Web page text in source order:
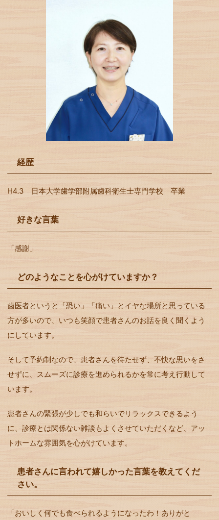
経歴
H4.3 日本大学歯学部附属歯科衛生士専門学校 卒業
好きな言葉
「感謝」
どのようなことを心がけていますか？
歯医者というと「恐い」「痛い」とイヤな場所と思っている
方が多いので、いつも笑顔で患者さんのお話を良く聞くよう
にしています。
そして予約制なので、患者さんを待たせず、不快な思いをさ
せずに、スムーズに診療を進められるかを常に考え行動して
います。
患者さんの緊張が少しでも和らいでリラックスできるよう
に、診療とは関係ない雑談もよくさせていただくなど、アッ
トホームな雰囲気を心がけています。
患者さんに言われて嬉しかった言葉を教えてくだ
さい。
「おいしく何でも食べられるようになったわ！ありがと